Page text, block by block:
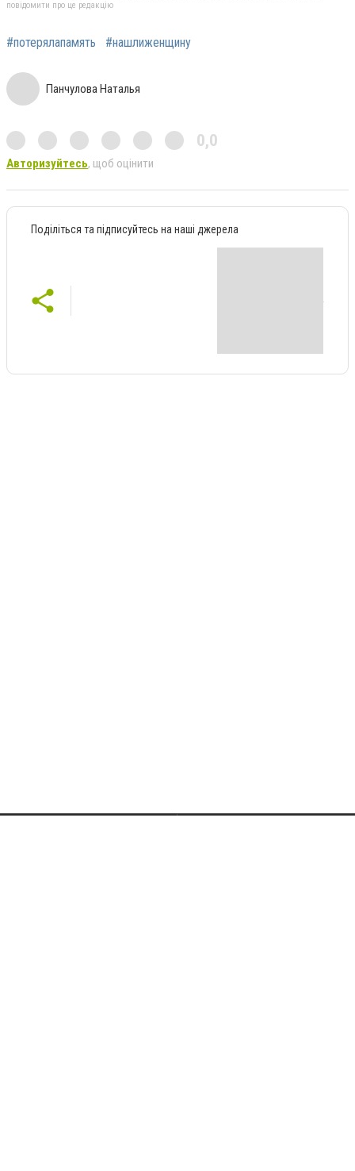
повідомити про це редакцію
#потерялапамять #нашлиженщину
Панчулова Наталья
0,0
Авторизуйтесь, щоб оцінити
Поділіться та підписуйтесь на наші джерела